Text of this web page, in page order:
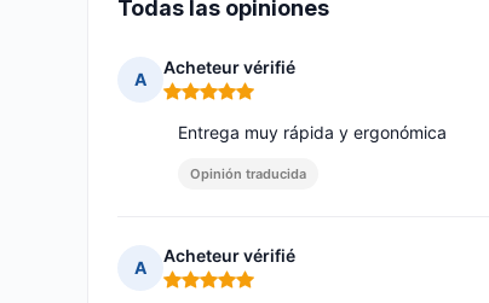
Todas las opiniones
A
Acheteur vérifié
Nota: 5 de 5
Entrega muy rápida y ergonómica
Opinión traducida
A
Acheteur vérifié
Nota: 5 de 5